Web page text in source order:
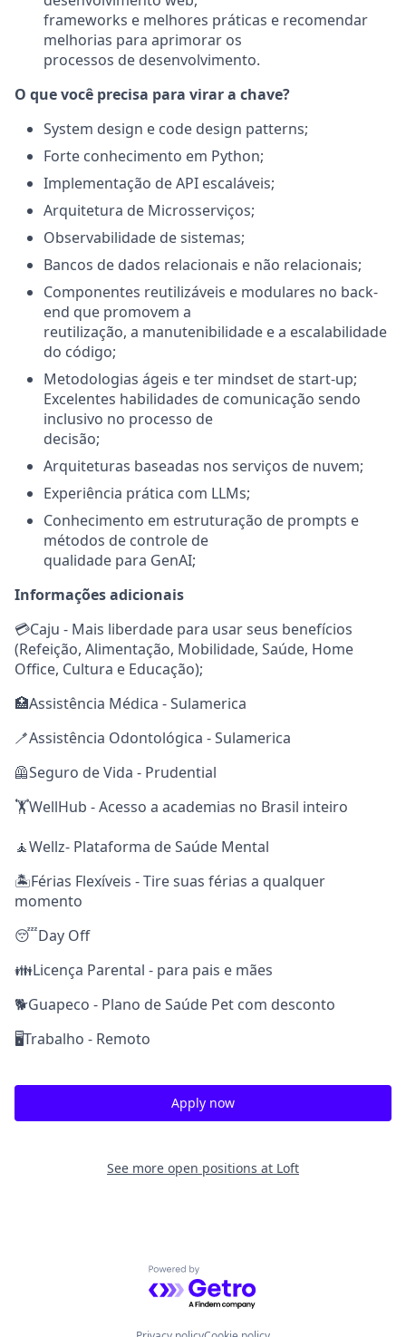
frameworks e melhores práticas e recomendar
melhorias para aprimorar os
processos de desenvolvimento.
O que você precisa para virar a chave?
System design e code design patterns;
Forte conhecimento em Python;
Implementação de API escaláveis;
Arquitetura de Microsserviços;
Observabilidade de sistemas;
Bancos de dados relacionais e não relacionais;
Componentes reutilizáveis e modulares no back-
end que promovem a
reutilização, a manutenibilidade e a escalabilidade
do código;
Metodologias ágeis e ter mindset de start-up;
Excelentes habilidades de comunicação sendo
inclusivo no processo de
decisão;
Arquiteturas baseadas nos serviços de nuvem;
Experiência prática com LLMs;
Conhecimento em estruturação de prompts e
métodos de controle de
qualidade para GenAI;
Informações adicionais
💳Caju - Mais liberdade para usar seus benefícios
(Refeição, Alimentação, Mobilidade, Saúde, Home
Office, Cultura e Educação);
🏥Assistência Médica - Sulamerica
🪥Assistência Odontológica - Sulamerica
🦺Seguro de Vida - Prudential
🏋️WellHub - Acesso a academias no Brasil inteiro
🧘Wellz- Plataforma de Saúde Mental
🏝️Férias Flexíveis - Tire suas férias a qualquer
momento
😴Day Off
👪Licença Parental - para pais e mães
🐕Guapeco - Plano de Saúde Pet com desconto
🖥️Trabalho - Remoto
Apply now
See more open positions at Loft
Powered by Getro.com